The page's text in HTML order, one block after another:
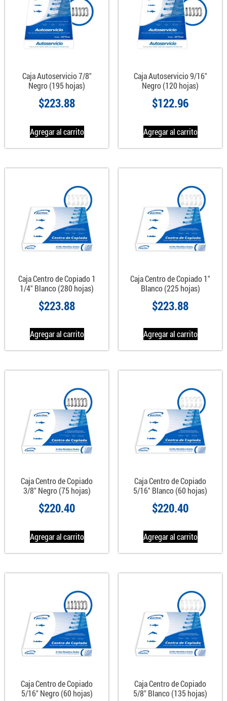
Caja Autoservicio 7/8″
Negro (195 hojas)
$223.88
Agregar al carrito
Caja Autoservicio 9/16″
Negro (120 hojas)
$122.96
Agregar al carrito
Caja Centro de Copiado 1
1/4″ Blanco (280 hojas)
$223.88
Agregar al carrito
Caja Centro de Copiado 1″
Blanco (225 hojas)
$223.88
Agregar al carrito
Caja Centro de Copiado
3/8″ Negro (75 hojas)
$220.40
Agregar al carrito
Caja Centro de Copiado
5/16″ Blanco (60 hojas)
$220.40
Agregar al carrito
Caja Centro de Copiado
5/16″ Negro (60 hojas)
Caja Centro de Copiado
5/8″ Blanco (135 hojas)